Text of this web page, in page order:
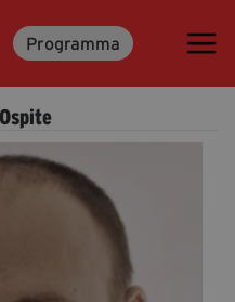
Programma